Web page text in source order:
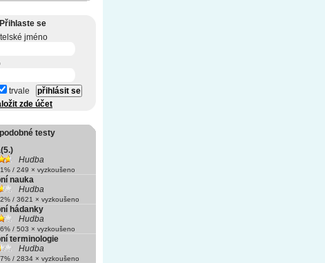
Přihlaste se
jméno
trvale
zde účet
podobné testy
Hudba
/ 249 × vyzkoušeno
nauka
Hudba
/ 3621 × vyzkoušeno
hádanky
Hudba
/ 503 × vyzkoušeno
terminologie
Hudba
/ 2834 × vyzkoušeno